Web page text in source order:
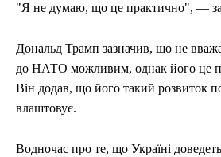
"Я не думаю, що це практично", —
Дональд Трамп зазначив, що не
до НАТО можливим, однак його це
Він додав, що його такий розвиток
влаштовує.
Водночас про те, що Україні